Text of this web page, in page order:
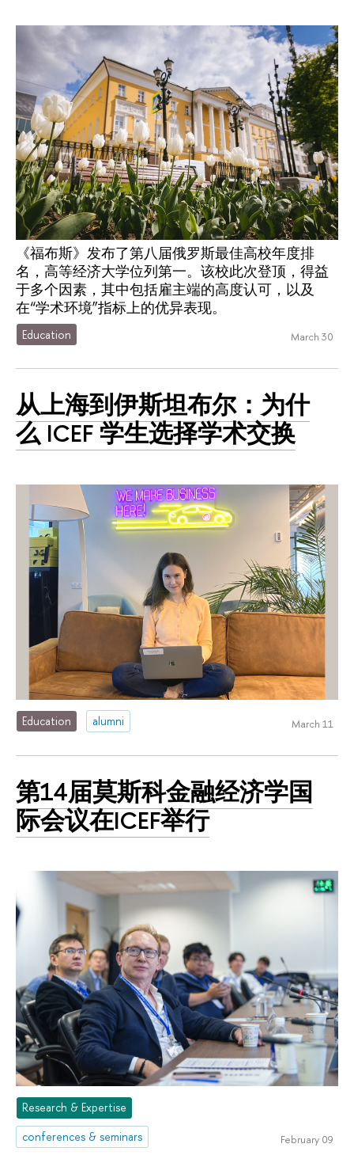
《福布斯》发布了第八届俄罗斯最佳高校年度排
名，高等经济大学位列第一。该校此次登顶，得益
于多个因素，其中包括雇主端的高度认可，以及
在“学术环境”指标上的优异表现。
Education March 30
从上海到伊斯坦布尔：为什
么 ICEF 学生选择学术交换
Education alumni March 11
第14届莫斯科金融经济学国
际会议在ICEF举行
Research & Expertise
conferences & seminars
February 09